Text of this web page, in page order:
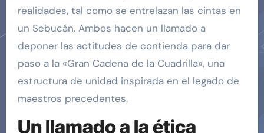
realidades, tal como se entrelazan las cintas en
un Sebucán. Ambos hacen un llamado a
deponer las actitudes de contienda para dar
paso a la «Gran Cadena de la Cuadrilla», una
estructura de unidad inspirada en el legado de
maestros precedentes.
Un llamado a la ética